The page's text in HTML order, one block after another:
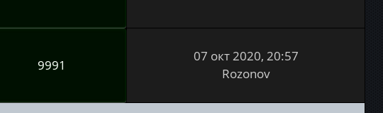
9991
07 окт 2020, 20:57
Rozonov